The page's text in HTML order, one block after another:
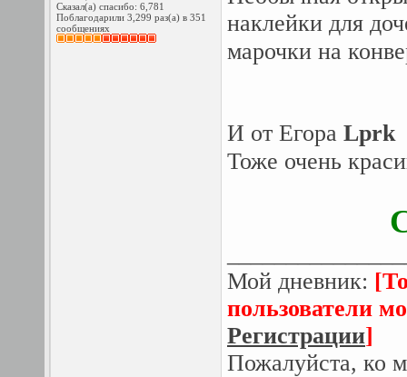
Сказал(а) спасибо: 6,781
Поблагодарили 3,299 раз(а) в 351
сообщениях
наклейки для
марочки на
И от Егора Lprk
Тоже очень
Мой дневник:
пользователи
Регистрации]
Пожалуйста, ко